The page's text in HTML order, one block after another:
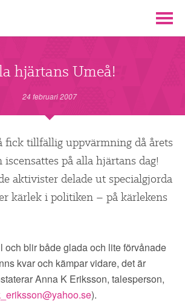
I F! ▼
▼
hjärtans Umeå!
24 februari 2007
fick tillfällig uppvärmning då årets
på alla hjärtans dag!
aktivister delade ut specialgjorda
kärlek i politiken – på kärlekens
och blir både glada och lite förvånade
kvar och kämpar vidare, det är
Anna K Eriksson, talesperson,
).